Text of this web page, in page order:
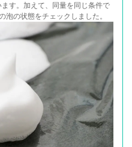
す。加えて、同量を同じ条件で
の状態をチェックしました。